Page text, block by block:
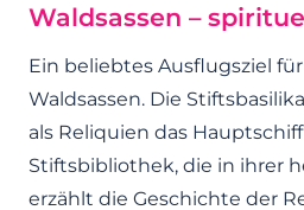
Waldsassen –
Ein beliebtes Ausflugsziel
Waldsassen. Die
als Reliquien das
Stiftsbibliothek, die in ihrer
erzählt die Geschichte der